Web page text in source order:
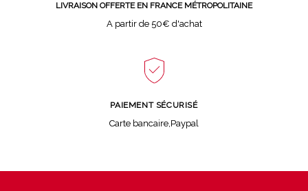
LIVRAISON OFFERTE EN FRANCE MÉTROPOLITAINE
A partir de 50€ d'achat
PAIEMENT SÉCURISÉ
Carte bancaire,Paypal